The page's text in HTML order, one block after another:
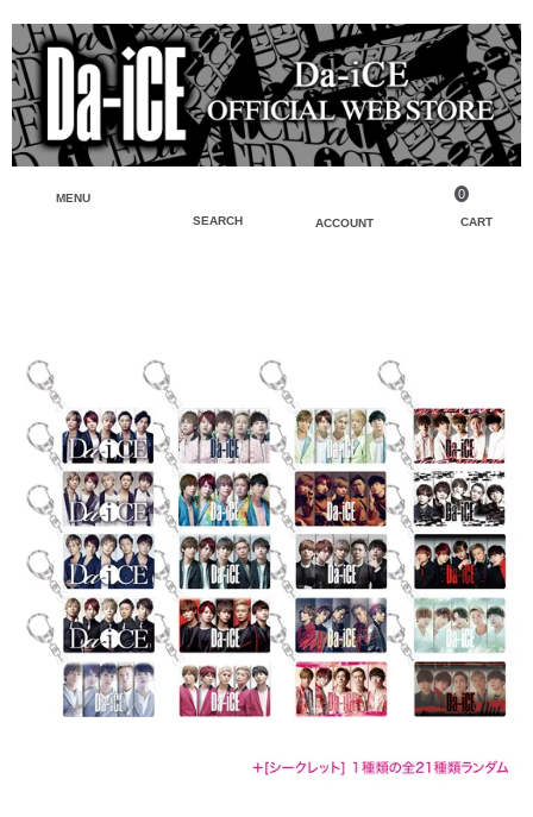
MENU
SEARCH
ACCOUNT CART
0
Tシャツ・シャツ
パーカー・スウェット・ブルゾン
バッグ・ポーチ
キーホルダー・チャーム
アクリルスタンド・アクセサリー・帽子
缶バッジ・ステッカー
生活雑貨・菓子・ゲーム
工藤大輝グッズ
ログイン